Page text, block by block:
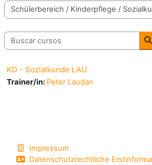
Categorías
Buscar cursos
KD - Sozialkunde LAU
Trainer/in: Peter Laudan
Impressum
Datenschutzrechtliche